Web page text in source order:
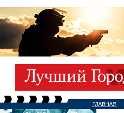
ГЛАВНАЯ